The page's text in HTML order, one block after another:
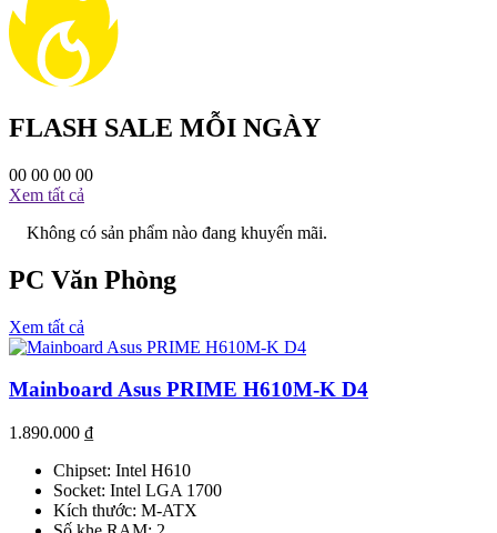
FLASH SALE MỖI NGÀY
00 00 00 00
Xem tất cả
Không có sản phẩm nào đang khuyến mãi.
PC Văn Phòng
Xem tất cả
Mainboard Asus PRIME H610M-K D4
1.890.000 ₫
Chipset: Intel H610
Socket: Intel LGA 1700
Kích thước: M-ATX